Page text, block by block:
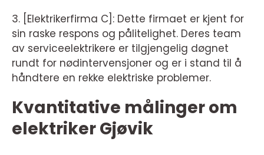
3. [Elektrikerfirma C]: Dette firmaet er kjent for
sin raske respons og pålitelighet. Deres team
av serviceelektrikere er tilgjengelig døgnet
rundt for nødintervensjoner og er i stand til å
håndtere en rekke elektriske problemer.
Kvantitative målinger om
elektriker Gjøvik